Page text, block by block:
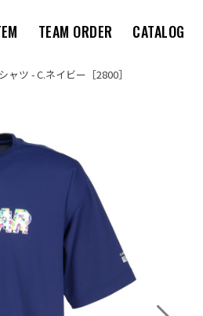
TEAM ORDER CATALOG
ャツ - C.ネイビー［2800］